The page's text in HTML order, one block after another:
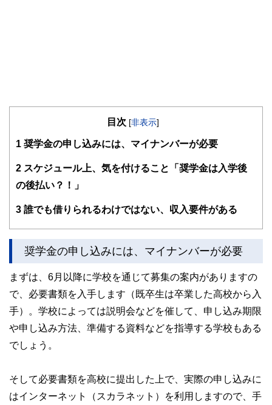
目次 [非表示]
1 奨学金の申し込みには、マイナンバーが必要
2 スケジュール上、気を付けること「奨学金は入学後
の後払い？！」
3 誰でも借りられるわけではない、収入要件がある
奨学金の申し込みには、マイナンバーが必要
まずは、6月以降に学校を通じて募集の案内がありますの
で、必要書類を入手します（既卒生は卒業した高校から入
手）。学校によっては説明会などを催して、申し込み期限
や申し込み方法、準備する資料などを指導する学校もある
でしょう。
そして必要書類を高校に提出した上で、実際の申し込みに
はインターネット（スカラネット）を利用しますので、手